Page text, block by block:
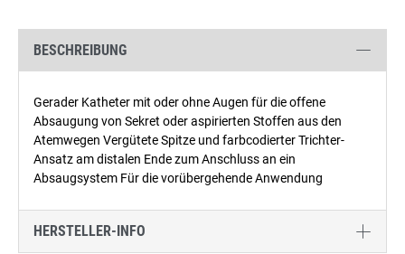
BESCHREIBUNG
Gerader Katheter mit oder ohne Augen für die offene
Absaugung von Sekret oder aspirierten Stoffen aus den
Atemwegen Vergütete Spitze und farbcodierter Trichter-
Ansatz am distalen Ende zum Anschluss an ein
Absaugsystem Für die vorübergehende Anwendung
HERSTELLER-INFO